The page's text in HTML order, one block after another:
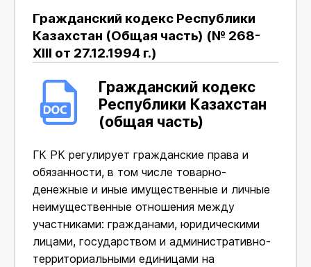
Гражданский кодекс Республики
Казахстан (Общая часть) (№ 268-
XIII от 27.12.1994 г.)
Гражданский кодекс
Республики Казахстан
(общая часть)
ГК РК регулирует гражданские права и
обязанности, в том числе товарно-
денежные и иные имущественные и личные
неимущественные отношения между
участниками: гражданами, юридическими
лицами, государством и административно-
территориальными единицами на